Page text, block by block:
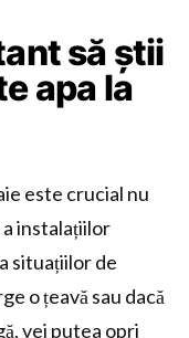
să știi
apa la
este crucial nu
instalațiilor
situațiilor de
o țeavă sau dacă
vei putea opri